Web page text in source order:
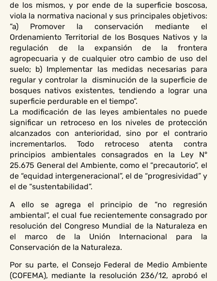
de los mismos, y por ende de la superficie boscosa,
viola la normativa nacional y sus principales objetivos:
“a) Promover la conservación mediante el
Ordenamiento Territorial de los Bosques Nativos y la
regulación de la expansión de la frontera
agropecuaria y de cualquier otro cambio de uso del
suelo; b) Implementar las medidas necesarias para
regular y controlar la disminución de la superficie de
bosques nativos existentes, tendiendo a lograr una
superficie perdurable en el tiempo”.
La modificación de las leyes ambientales no puede
significar un retroceso en los niveles de protección
alcanzados con anterioridad, sino por el contrario
incrementarlos. Todo retroceso atenta contra
principios ambientales consagrados en la Ley N°
25.675 General del Ambiente, como el “precautorio”, el
de “equidad intergeneracional”, el de “progresividad” y
el de “sustentabilidad”.
A ello se agrega el principio de “no regresión
ambiental”, el cual fue recientemente consagrado por
resolución del Congreso Mundial de la Naturaleza en
el marco de la Unión Internacional para la
Conservación de la Naturaleza.
Por su parte, el Consejo Federal de Medio Ambiente
(COFEMA), mediante la resolución 236/12, aprobó el